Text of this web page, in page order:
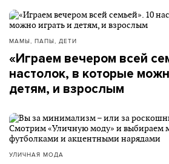
МАМЫ, ПАПЫ, ДЕТИ
«Играем вечером всей
настолок, в которые
детям, и взрослым
УЛИЧНАЯ МОДА